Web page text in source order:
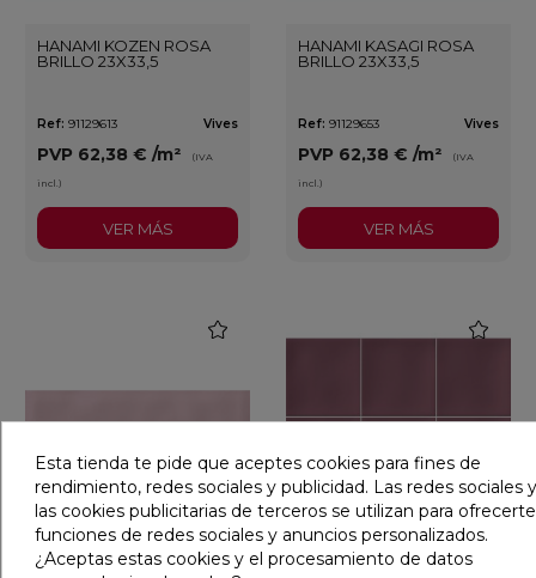
HANAMI KOZEN ROSA
BRILLO 23X33,5
Ref: 91129613 Vives
PVP 62,38 € /m² (IVA
incl.)
VER MÁS
HANAMI KASAGI ROSA
BRILLO 23X33,5
Ref: 91129653 Vives
PVP 62,38 € /m² (IVA
incl.)
VER MÁS
HANAMI ROSA BRILLO
7,5X33,5
HANAMI SAKURA
MARSALA BRILLO 23X33,5
Esta tienda te pide que aceptes cookies para fines de
rendimiento, redes sociales y publicidad. Las redes sociales y
las cookies publicitarias de terceros se utilizan para ofrecerte
funciones de redes sociales y anuncios personalizados.
¿Aceptas estas cookies y el procesamiento de datos